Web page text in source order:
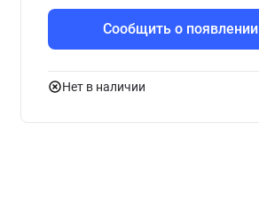
Сообщить о появлении
Нет в наличии